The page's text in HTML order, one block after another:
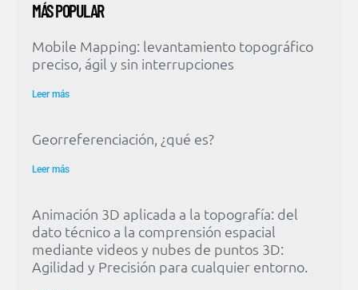
MÁS POPULAR
Mobile Mapping: levantamiento topográfico
preciso, ágil y sin interrupciones
Leer más
Georreferenciación, ¿qué es?
Leer más
Animación 3D aplicada a la topografía: del
dato técnico a la comprensión espacial
mediante videos y nubes de puntos 3D:
Agilidad y Precisión para cualquier entorno.